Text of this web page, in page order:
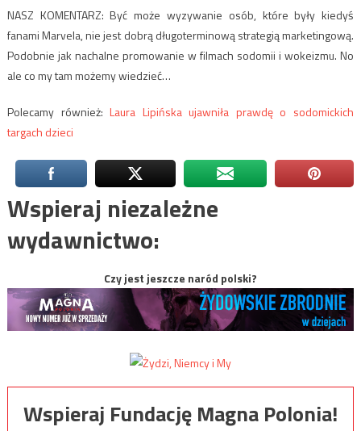
NASZ KOMENTARZ: Być może wyzywanie osób, które były kiedyś
fanami Marvela, nie jest dobrą długoterminową strategią marketingową.
Podobnie jak nachalne promowanie w filmach sodomii i wokeizmu. No
ale co my tam możemy wiedzieć…
Polecamy również:Laura Lipińska ujawniła prawdę o sodomickich
targach dzieci
Wspieraj niezależne
wydawnictwo:
Czy jest jeszcze naród polski?
Wspieraj Fundację Magna Polonia!